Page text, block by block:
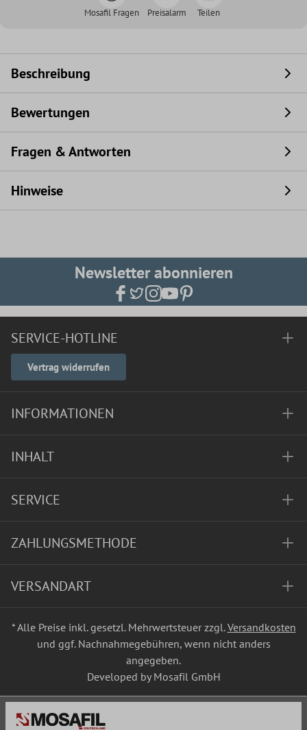
Mosafil Fragen Preisalarm Teilen
Beschreibung
Bewertungen
Fragen & Antworten
Hinweise
Newsletter abonnieren
SERVICE-HOTLINE
Vertrag widerrufen
INFORMATIONEN
INHALT
SERVICE
ZAHLUNGSMETHODE
VERSANDART
* Alle Preise inkl. gesetzl. Mehrwertsteuer zzgl.Versandkosten
und ggf. Nachnahmegebühren, wenn nicht anders
angegeben.
Developed by Mosafil GmbH